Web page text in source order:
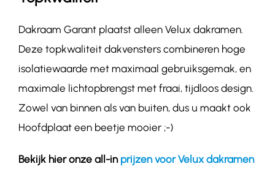
Dakraam Garant plaatst alleen Velux dakramen.
Deze topkwaliteit dakvensters combineren hoge
isolatiewaarde met maximaal gebruiksgemak, en
maximale lichtopbrengst met fraai, tijdloos design.
Zowel van binnen als van buiten, dus u maakt ook
Hoofdplaat een beetje mooier ;-)
Bekijk hier onze all-in prijzen voor Velux dakramen